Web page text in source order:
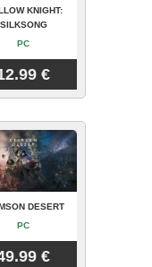
KNIGHT:
SILKSONG
PC
€
DESERT
PC
€